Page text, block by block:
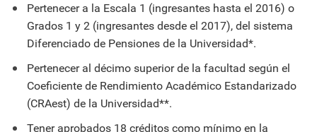
Pertenecer a la Escala 1 (ingresantes hasta el 2016) o
Grados 1 y 2 (ingresantes desde el 2017), del sistema
Diferenciado de Pensiones de la Universidad*.
Pertenecer al décimo superior de la facultad según el
Coeficiente de Rendimiento Académico Estandarizado
(CRAest) de la Universidad**.
Tener aprobados 18 créditos como mínimo en la